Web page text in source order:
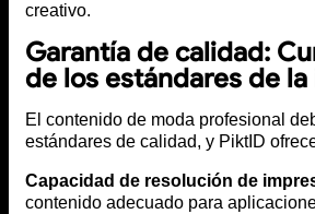
creativo.
Garantía de calidad:
de los estándares de
El contenido de moda profesional
estándares de calidad, y PiktID
Capacidad de resolución de
contenido adecuado para